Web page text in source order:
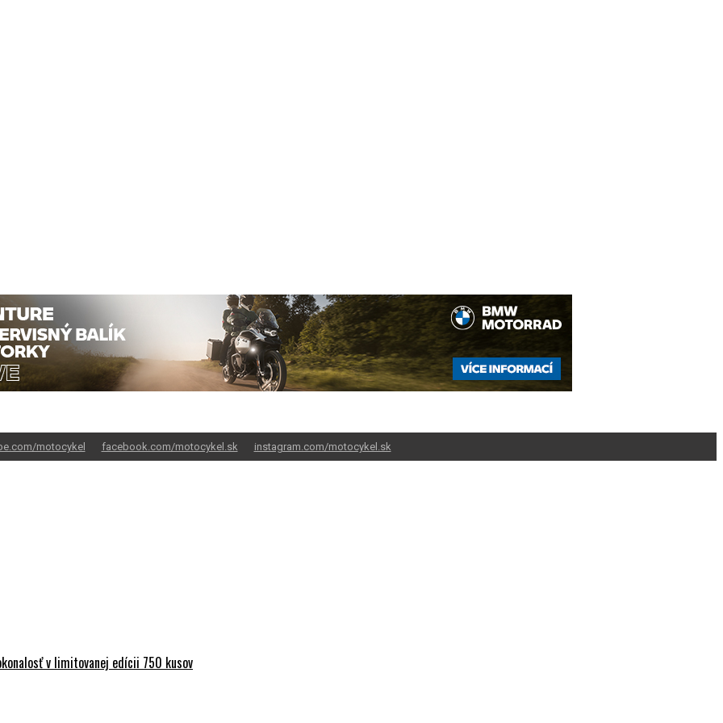
motocykel facebook.com/motocykel.sk instagram.com/motocykel.sk
v limitovanej edícii 750 kusov